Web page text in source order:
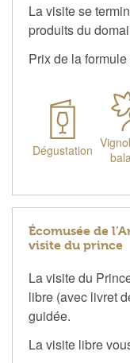
La visite se
produits du
Prix de la formule
Dégustation
Écomusée de
visite du prince
La visite du
libre (avec livret
guidée.
La visite libre